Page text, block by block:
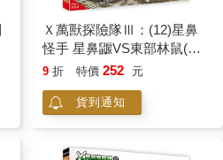
Ｘ萬獸探險隊Ⅲ：(12)星鼻
怪手 星鼻鼴VS東部林鼠(附
學習單)
9 折 特價 252 元
貨到通知